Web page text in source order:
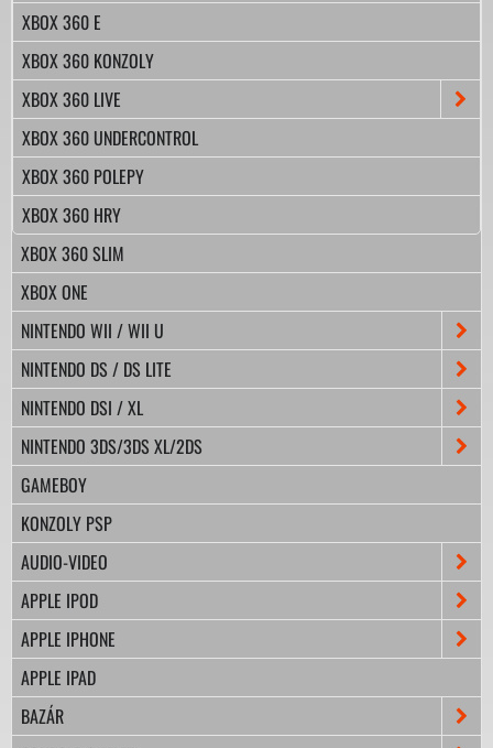
XBOX 360 E
XBOX 360 KONZOLY
XBOX 360 LIVE
XBOX 360 UNDERCONTROL
XBOX 360 POLEPY
XBOX 360 HRY
XBOX 360 SLIM
XBOX ONE
NINTENDO WII / WII U
NINTENDO DS / DS LITE
NINTENDO DSI / XL
NINTENDO 3DS/3DS XL/2DS
GAMEBOY
KONZOLY PSP
AUDIO-VIDEO
APPLE IPOD
APPLE IPHONE
APPLE IPAD
BAZÁR